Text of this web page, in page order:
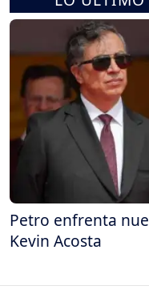
Petro enfrenta
Kevin Acosta